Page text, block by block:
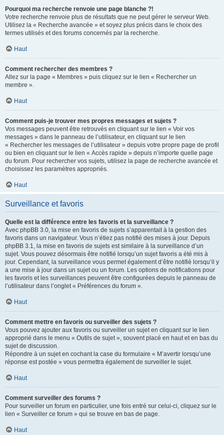
Pourquoi ma recherche renvoie une page blanche ?!
Votre recherche renvoie plus de résultats que ne peut gérer le serveur Web.
Utilisez la « Recherche avancée » et soyez plus précis dans le choix des
termes utilisés et des forums concernés par la recherche.
Haut
Comment rechercher des membres ?
Allez sur la page « Membres » puis cliquez sur le lien « Rechercher un
membre ».
Haut
Comment puis-je trouver mes propres messages et sujets ?
Vos messages peuvent être retrouvés en cliquant sur le lien « Voir vos
messages » dans le panneau de l’utilisateur, en cliquant sur le lien
« Rechercher les messages de l’utilisateur » depuis votre propre page de profil
ou bien en cliquant sur le lien « Accès rapide » depuis n’importe quelle page
du forum. Pour rechercher vos sujets, utilisez la page de recherche avancée et
choisissez les paramètres appropriés.
Haut
Surveillance et favoris
Quelle est la différence entre les favoris et la surveillance ?
Avec phpBB 3.0, la mise en favoris de sujets s’apparentait à la gestion des
favoris dans un navigateur. Vous n’étiez pas notifié des mises à jour. Depuis
phpBB 3.1, la mise en favoris de sujets est similaire à la surveillance d’un
sujet. Vous pouvez désormais être notifié lorsqu’un sujet favoris a été mis à
jour. Cependant, la surveillance vous permet également d’être notifié lorsqu’il y
a une mise à jour dans un sujet ou un forum. Les options de notifications pour
les favoris et les surveillances peuvent être configurées depuis le panneau de
l’utilisateur dans l’onglet « Préférences du forum ».
Haut
Comment mettre en favoris ou surveiller des sujets ?
Vous pouvez ajouter aux favoris ou surveiller un sujet en cliquant sur le lien
approprié dans le menu « Outils de sujet », souvent placé en haut et en bas du
sujet de discussion.
Répondre à un sujet en cochant la case du formulaire « M’avertir lorsqu’une
réponse est postée » vous permettra également de surveiller le sujet.
Haut
Comment surveiller des forums ?
Pour surveiller un forum en particulier, une fois entré sur celui-ci, cliquez sur le
lien « Surveiller ce forum » qui se trouve en bas de page.
Haut